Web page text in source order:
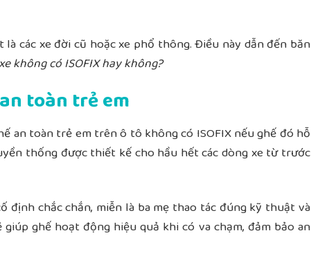
là các xe đời cũ hoặc xe phổ thông. Điều này dẫn đến băn
không có ISOFIX hay không?
toàn trẻ em
an toàn trẻ em trên ô tô không có ISOFIX nếu ghế đó hỗ
thống được thiết kế cho hầu hết các dòng xe từ trước
định chắc chắn, miễn là ba mẹ thao tác đúng kỹ thuật và
ghế hoạt động hiệu quả khi có va chạm, đảm bảo an